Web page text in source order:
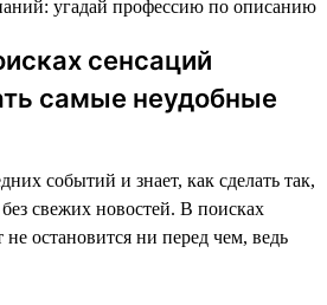
сенсаций
самые неудобные
событий и знает, как сделать так,
свежих новостей. В поисках
остановится ни перед чем, ведь